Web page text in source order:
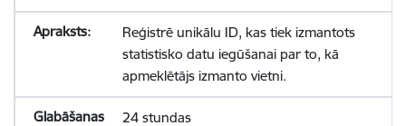
Reģistrē unikālu ID, kas tiek izmantots
statistisko datu iegūšanai par to, kā
apmeklētājs izmanto vietni.
24 stundas